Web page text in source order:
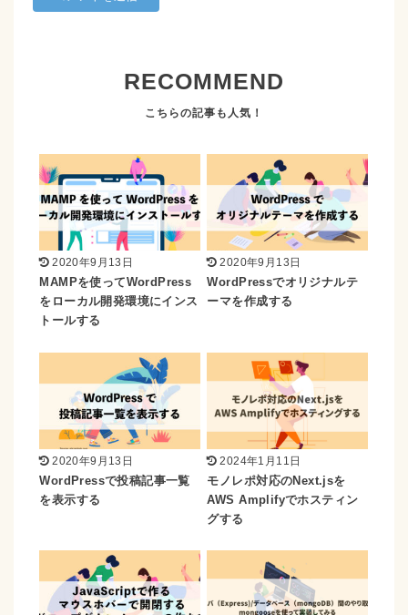
RECOMMEND
2020年9月13日
MAMPを使ってWordPress
をローカル開発環境にインス
トールする
2020年9月13日
WordPressでオリジナルテ
ーマを作成する
2020年9月13日
WordPressで投稿記事一覧
を表示する
2024年1月11日
モノレポ対応のNext.jsを
AWS Amplifyでホスティン
グする